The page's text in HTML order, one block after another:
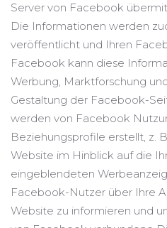
Server von Facebook
Die Informationen werden
veröffentlicht und Ihren
Facebook kann diese
Werbung, Marktforschung
Gestaltung der Facebook-
werden von Facebook
Beziehungsprofile erstellt, z.
Website im Hinblick auf die
eingeblendeten
Facebook-Nutzer über Ihre
Website zu informieren und